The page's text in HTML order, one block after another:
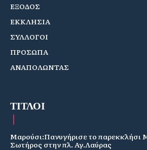
ΕΞΟΔΟΣ
ΕΚΚΛΗΣΙΑ
ΣΥΛΛΟΓΟΙ
ΠΡΟΣΩΠΑ
ΑΝΑΠΟΛΩΝΤΑΣ
ΤΙΤΛΟΙ
Μαρούσι:Πανυγήρισε το
Σωτήρος στην πλ. Αγ.Λαύρας